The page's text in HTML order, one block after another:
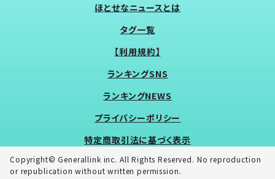
ほとせなニュースとは
タグ一覧
【利用規約】
ランキングSNS
ランキングNEWS
プライバシーポリシー
特定商取引法に基づく表示
Copyright© Generallink inc. All Rights Reserved. No reproduction
or republication without written permission.